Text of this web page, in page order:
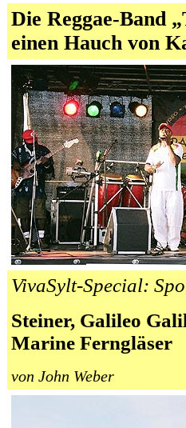
Die Reggae-Band
einen Hauch von
VivaSylt-Special:
Steiner, Galileo
Marine Ferngläser
von John Weber